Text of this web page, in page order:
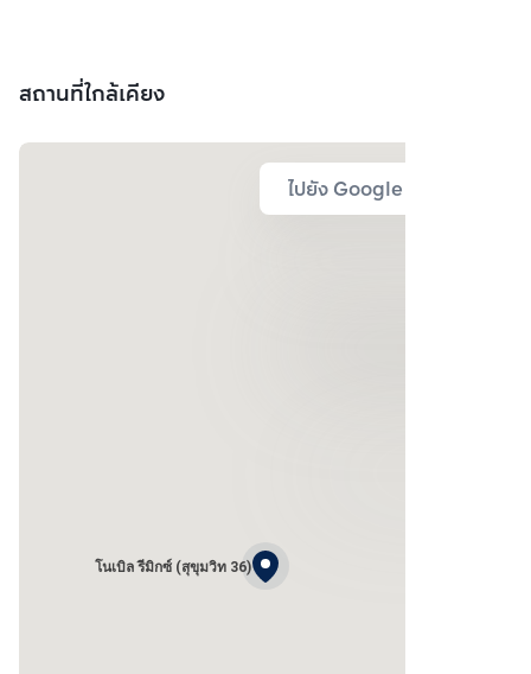
สถานที่ใกล้เคียง
ไปยัง Google Map
โนเบิล รีมิกซ์ (สุขุมวิท 36)